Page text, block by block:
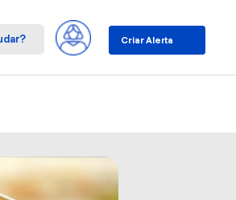
Criar Alerta